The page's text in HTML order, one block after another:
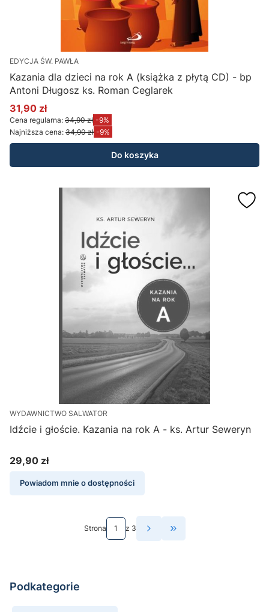
EDYCJA ŚW. PAWŁA
Kazania dla dzieci na rok A (książka z płytą CD) - bp
Antoni Długosz ks. Roman Ceglarek
Cena promocyjna
31,90 zł
Cena regularna: 34,90 zł -9%
Najniższa cena: 34,90 zł -9%
Do koszyka
WYDAWNICTWO SALWATOR
Idźcie i głoście. Kazania na rok A - ks. Artur Seweryn
Cena
29,90 zł
Powiadom mnie o dostępności
Strona z 3 Przejdź do ostatniej
Podkategorie